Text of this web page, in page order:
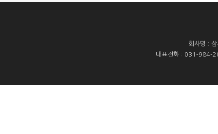
회사명 :
대표전화 : 031-984-